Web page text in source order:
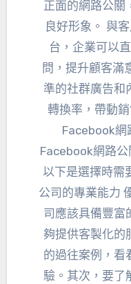
正面的網路公關
良好形象。 與
台，企業可以
問，提升顧客滿
準的社群廣告和
轉換率，帶動
Facebook網
Facebook網路公
以下是選擇時需
公司的專業能力
司應該具備豐富
夠提供客製化的
的過往案例，看
驗。其次，要了